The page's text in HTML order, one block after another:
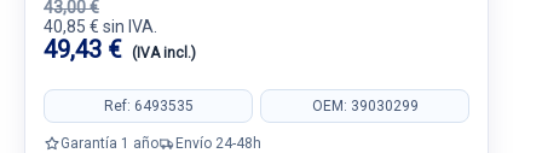
43,00 €
40,85 € sin IVA.
49,43 € (IVA incl.)
Ref: 6493535 OEM: 39030299
Garantía 1 año Envío 24-48h